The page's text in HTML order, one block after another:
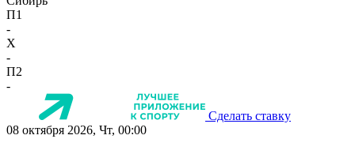
П1
-
X
-
П2
-
Сделать ставку
08 октября 2026, Чт, 00:00